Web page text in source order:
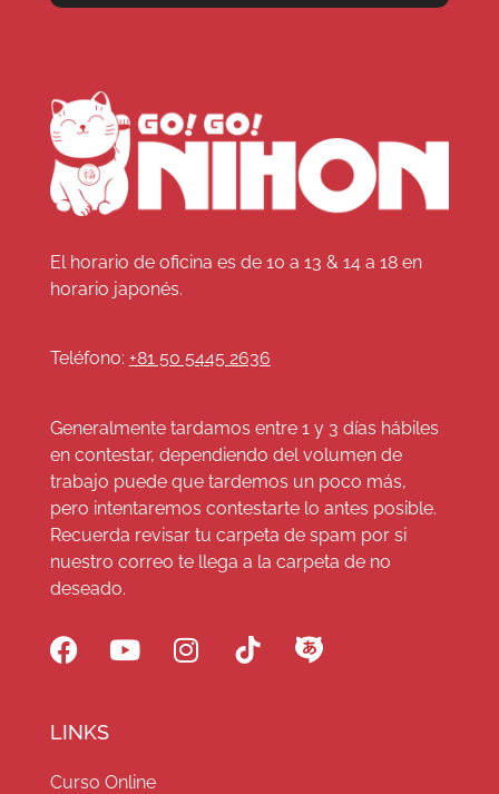
El horario de oficina es de 10 a 13 & 14 a 18 en
horario japonés.
Teléfono: +81 50 5445 2636
Generalmente tardamos entre 1 y 3 días hábiles
en contestar, dependiendo del volumen de
trabajo puede que tardemos un poco más,
pero intentaremos contestarte lo antes posible.
Recuerda revisar tu carpeta de spam por si
nuestro correo te llega a la carpeta de no
deseado.
LINKS
Curso Online